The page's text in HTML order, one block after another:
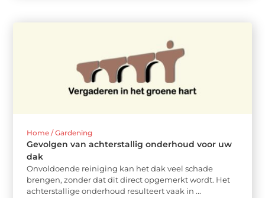
Home / Gardening
Gevolgen van achterstallig onderhoud voor uw
dak
Onvoldoende reiniging kan het dak veel schade
brengen, zonder dat dit direct opgemerkt wordt. Het
achterstallige onderhoud resulteert vaak in ...